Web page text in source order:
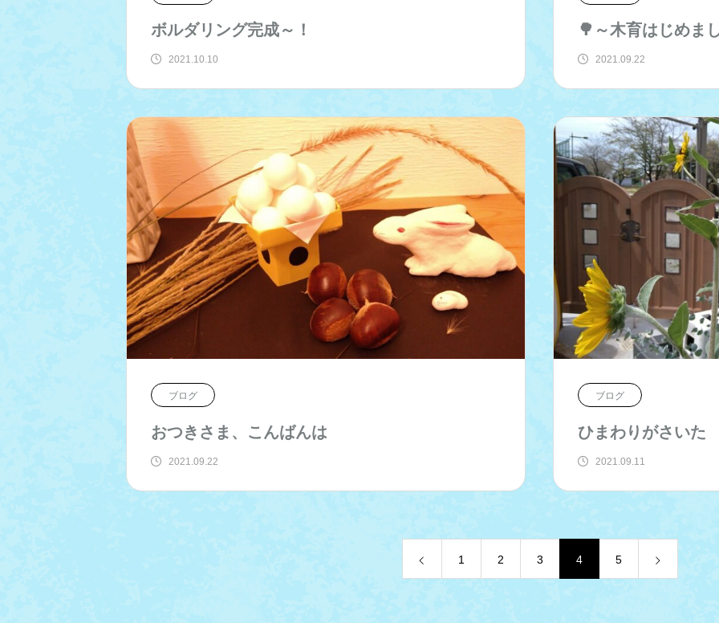
ボルダリング完成～！
2021.10.10
🌳～木育はじめま
2021.09.22
ブログ
おつきさま、こんばんは
2021.09.22
ブログ
ひまわりがさいた
2021.09.11
1 2 3 4 5